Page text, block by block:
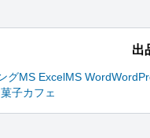
出
グMS ExcelMS Word
子カフェ